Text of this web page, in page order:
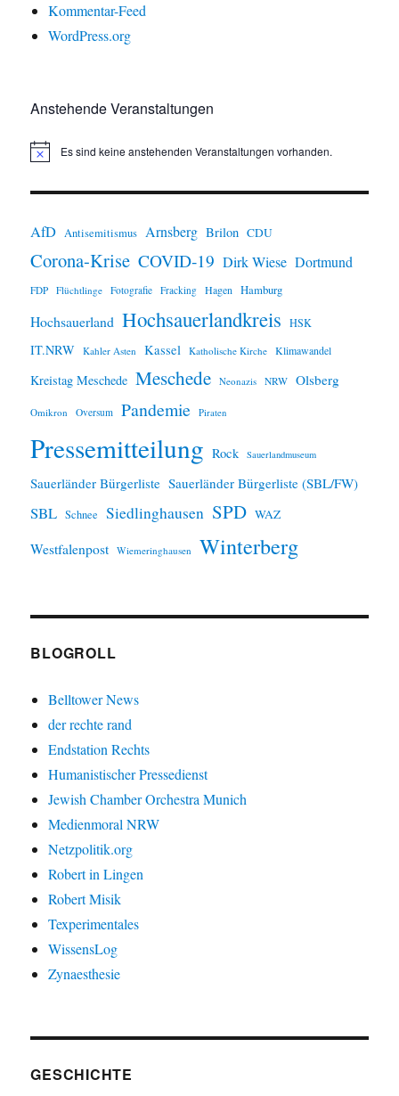
Kommentar-Feed
WordPress.org
Anstehende Veranstaltungen
H
Es sind keine anstehenden Veranstaltungen vorhanden.
AfD Antisemitismus Arnsberg Brilon CDU
Corona-Krise COVID-19 Dirk Wiese Dortmund
FDP Flüchtlinge Fotografie Fracking Hagen Hamburg
Hochsauerland Hochsauerlandkreis HSK
IT.NRW Kahler Asten Kassel Katholische Kirche Klimawandel
Kreistag Meschede Meschede Neonazis NRW Olsberg
Omikron Oversum Pandemie Piraten
Pressemitteilung Rock Sauerlandmuseum
Sauerländer Bürgerliste Sauerländer Bürgerliste (SBL/FW)
SBL Schnee Siedlinghausen SPD WAZ
Westfalenpost Wiemeringhausen Winterberg
BLOGROLL
Belltower News
der rechte rand
Endstation Rechts
Humanistischer Pressedienst
Jewish Chamber Orchestra Munich
Medienmoral NRW
Netzpolitik.org
Robert in Lingen
Robert Misik
Texperimentales
WissensLog
Zynaesthesie
GESCHICHTE